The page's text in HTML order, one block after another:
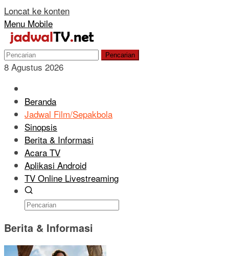
Loncat ke konten
Menu Mobile
Pencarian
8 Agustus 2026
Beranda
Jadwal Film/Sepakbola
Sinopsis
Berita & Informasi
Acara TV
Aplikasi Android
TV Online Livestreaming
Berita & Informasi